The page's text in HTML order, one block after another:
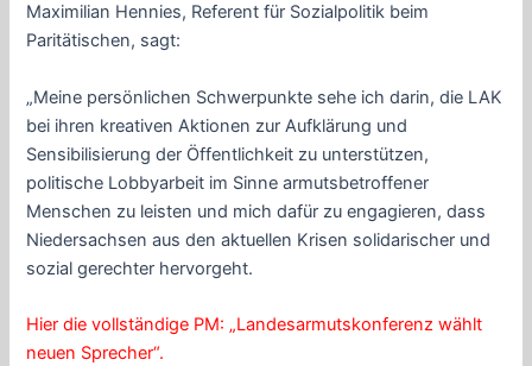
Maximilian Hennies, Referent für Sozialpolitik beim
Paritätischen, sagt:
„Meine persönlichen Schwerpunkte sehe ich darin, die LAK
bei ihren kreativen Aktionen zur Aufklärung und
Sensibilisierung der Öffentlichkeit zu unterstützen,
politische Lobbyarbeit im Sinne armutsbetroffener
Menschen zu leisten und mich dafür zu engagieren, dass
Niedersachsen aus den aktuellen Krisen solidarischer und
sozial gerechter hervorgeht.
Hier die vollständige PM: „Landesarmutskonferenz wählt
neuen Sprecher“.